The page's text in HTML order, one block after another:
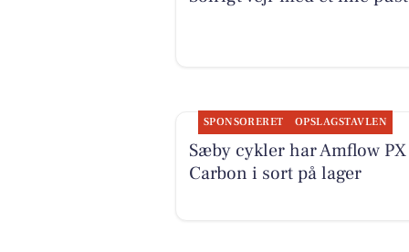
SPONSORERET OPSLAGSTAVLEN
Sæby cykler har Amflow PX
Carbon i sort på lager